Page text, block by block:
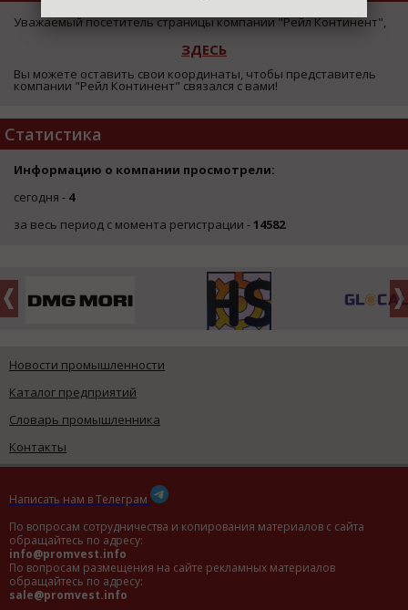
Уважаемый посетитель страницы компании "Рейл Континент",
ЗДЕСЬ
Вы можете оставить свои координаты, чтобы представитель
компании "Рейл Континент" связался с вами!
Статистика
Информацию о компании просмотрели:
сегодня - 4
за весь период с момента регистрации -14582
Новости промышленности
Каталог предприятий
Словарь промышленника
Контакты
Написать нам в Телеграм
По вопросам сотрудничества и копирования материалов с сайта
обращайтесь по адресу:
info@promvest.info
По вопросам размещения на сайте рекламных материалов
обращайтесь по адресу:
sale@promvest.info